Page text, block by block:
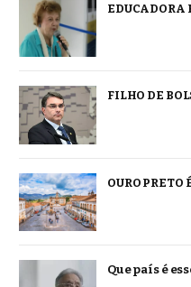
EDUCADORA
FILHO DE
OURO PRETO
Que país é